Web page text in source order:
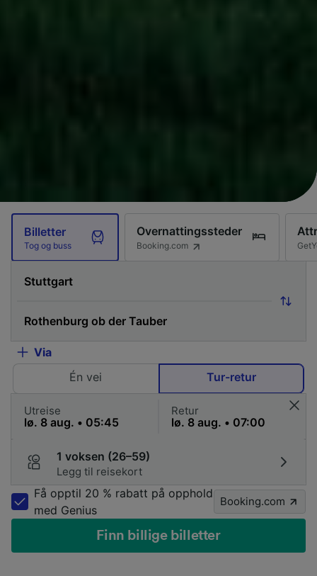
Billetter
Tog og buss
Overnattingssteder
Booking.com
Via
Én vei
Tur-retur
Utreise Retur
1 voksen (26–59)
Legg til reisekort
Få opptil 20 % rabatt på opphold
med Genius
Booking.com
Finn billige billetter